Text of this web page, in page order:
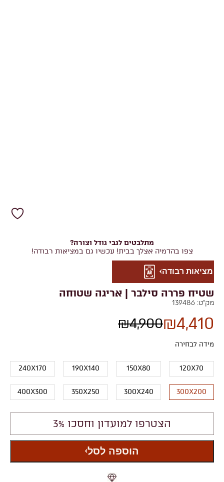
שטיח פררה סילבר | אריגה שטוחה
מק"ט: 139486
₪4,900₪4,410
מידה לבחירה
120X70
150X80
190X140
240X170
300X200
300X240
350X250
400X300
הצטרפו למועדון וחסכו 3%
הוספה לסל
מתלבטים לגבי גודל וצורה?
צפו בהדמיה אצלך בבית! עכשיו גם במציאות רבודה!
מציאות רבודה